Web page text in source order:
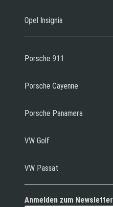
Opel Insignia
Porsche 911
Porsche Cayenne
Porsche Panamera
VW Golf
VW Passat
Anmelden zum Newsletter